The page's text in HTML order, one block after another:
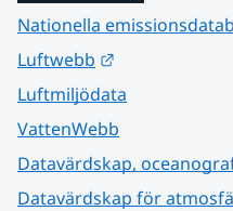
Nationella
Luftwebb
Luftmiljödata
VattenWebb
Datavärdskap,
Datavärdskap för